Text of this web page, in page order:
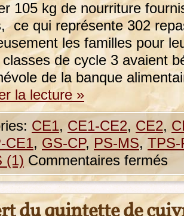
105 kg de nourriture
ce qui représente 302
les familles pour
de cycle 3 avaient
de la banque
la lecture »
CE1, CE1-CE2, CE2,
CE1, GS-CP, PS-MS, TPS-
(1) Commentaires fermés